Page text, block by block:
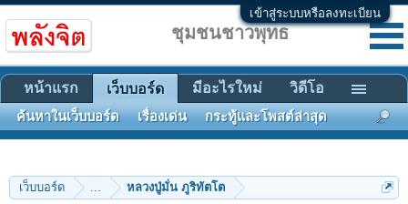
เข้าสู่ระบบหรือลงทะเบียน
เว็บบอร์ด ... หลวงปู่มั่น ภูริทัตโต
ชุมชนชาวพุทธ
หน้าแรก เว็บบอร์ด
ค้นหาในเว็บบอร์ด เรื่องเด่น กระทู้และโพสต์ล่าสุด
มีอะไรใหม่ วิดีโอ